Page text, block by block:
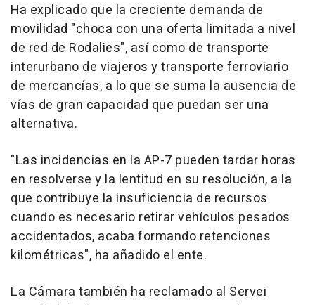
Ha explicado que la creciente demanda de
movilidad "choca con una oferta limitada a nivel
de red de Rodalies", así como de transporte
interurbano de viajeros y transporte ferroviario
de mercancías, a lo que se suma la ausencia de
vías de gran capacidad que puedan ser una
alternativa.
"Las incidencias en la AP-7 pueden tardar horas
en resolverse y la lentitud en su resolución, a la
que contribuye la insuficiencia de recursos
cuando es necesario retirar vehículos pesados
accidentados, acaba formando retenciones
kilométricas", ha añadido el ente.
La Cámara también ha reclamado al Servei